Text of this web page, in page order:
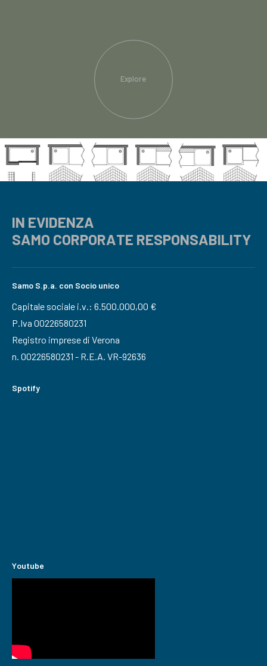
Explore
IN EVIDENZA
SAMO CORPORATE RESPONSABILITY
Samo S.p.a. con Socio unico
Capitale sociale i.v.: 6.500.000,00 €
P.Iva 00226580231
Registro imprese di Verona
n. 00226580231 - R.E.A. VR-92636
Spotify
Youtube